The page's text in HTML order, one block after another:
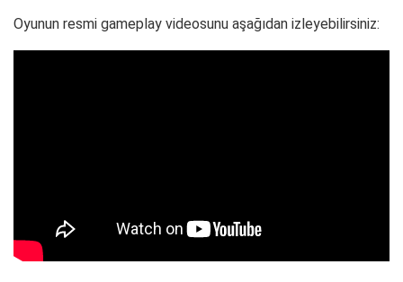
Oyunun resmi gameplay videosunu aşağıdan izleyebilirsiniz: